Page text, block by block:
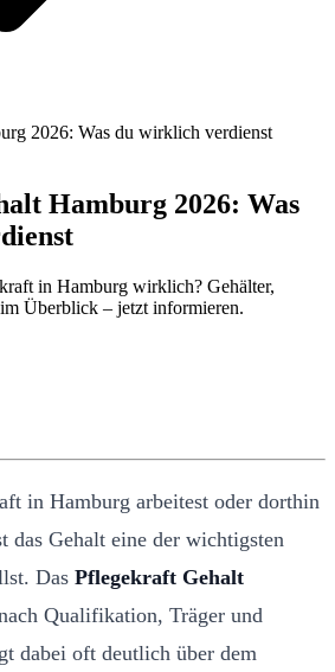
2026: Was du wirklich verdienst
Hamburg 2026: Was
in Hamburg wirklich? Gehälter,
Überblick – jetzt informieren.
in Hamburg arbeitest oder dorthin
das Gehalt eine der wichtigsten
Das Pflegekraft Gehalt
Qualifikation, Träger und
dabei oft deutlich über dem